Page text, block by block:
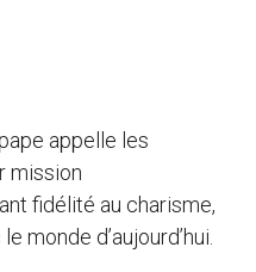
appelle les
mission
fidélité au charisme,
monde d’aujourd’hui.